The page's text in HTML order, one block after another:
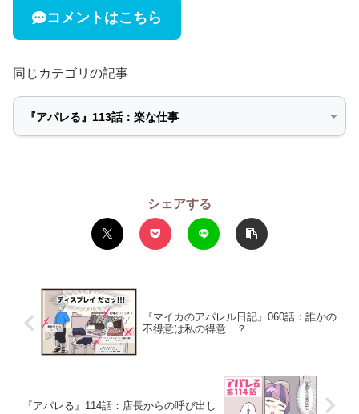
コメントはこちら
同じカテゴリの記事
シェアする
『マイカのアパレル日記』060話：誰かの
不得意は私の得意…？
『アパレる』114話：店長からの呼び出し